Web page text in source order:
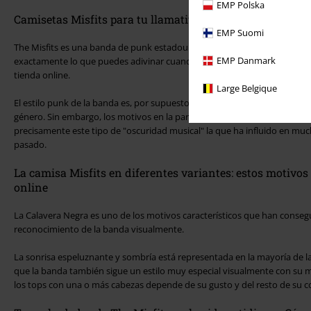
EMP Polska
EMP Suomi
EMP Danmark
Large Belgique
Camisetas Misfits para tu llamativo armario punk
The Misfits es una banda de punk estadounidense que es uno de los
exactamente lo que puedes adivinar cuando echas un vistazo a las
tienda online.
El estilo punk de la banda es, por supuesto, inconformista y te da
género. Sin embargo, los motivos en la parte superior indican que las
precisamente este tipo de "oscuridad musical" la que ha influido en
pasado.
La camisa Misfits en diferentes variantes: estos
online
La Calavera Negra es uno de los motivos característicos que han
reconocimiento de la banda visualmente.
La sonrisa espeluznante y sombría está representada en la mayoría de
que la banda también sigue un estilo muy especial visualmente con su
los tops con una o más cabezas depende de su gusto y del resto de su